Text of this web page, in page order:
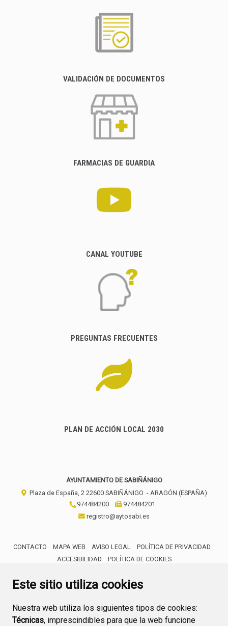
Este sitio utiliza cookies
Nuestra web utiliza los siguientes tipos de cookies:
Técnicas, imprescindibles para que la web funcione
VALIDACIÓN DE DOCUMENTOS
FARMACIAS DE GUARDIA
CANAL YOUTUBE
PREGUNTAS FRECUENTES
PLAN DE ACCIÓN LOCAL 2030
AYUNTAMIENTO DE SABIÑÁNIGO
Plaza de España, 2 22600 SABIÑÁNIGO - ARAGÓN (ESPAÑA)
974484200
974484201
registro@aytosabi.es
CONTACTO MAPA WEB AVISO LEGAL
POLÍTICA DE PRIVACIDAD
ACCESIBILIDAD
POLÍTICA DE COOKIES